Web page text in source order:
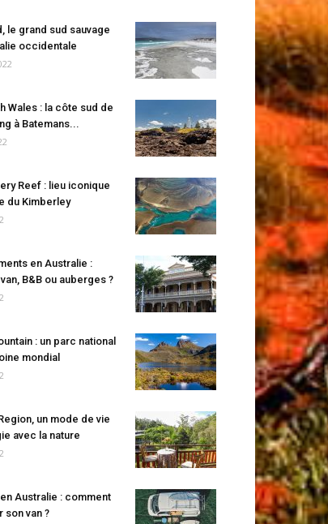
le grand sud sauvage
occidentale
Wales : la côte sud de
à Batemans...
Reef : lieu iconique
du Kimberley
en Australie :
B&B ou auberges ?
: un parc national
mondial
un mode de vie
avec la nature
Australie : comment
son van ?